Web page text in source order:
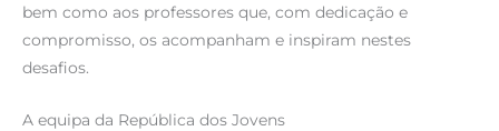
bem como aos professores que, com dedicação e
compromisso, os acompanham e inspiram nestes
desafios.
A equipa da República dos Jovens